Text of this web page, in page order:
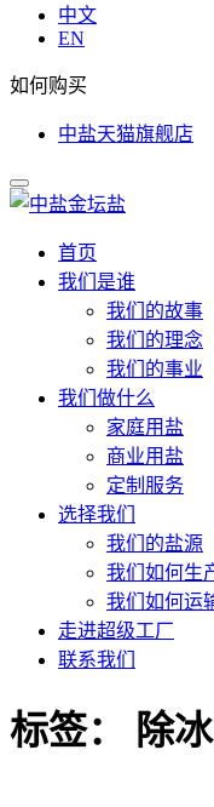
中文
EN
如何购买
中盐天猫旗舰店
首页
我们是谁
我们的故事
我们的理念
我们的事业
我们做什么
家庭用盐
商业用盐
定制服务
选择我们
我们的盐源
我们如何生
我们如何运
走进超级工厂
联系我们
标签： 除